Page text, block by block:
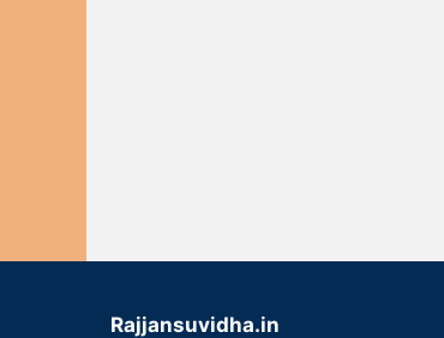
Rajjansuvidha.in